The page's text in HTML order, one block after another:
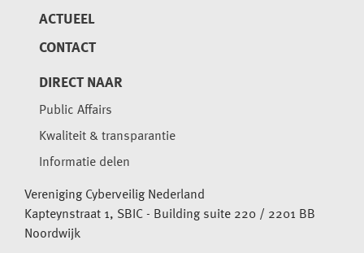
ACTUEEL
CONTACT
DIRECT NAAR
Public Affairs
Kwaliteit & transparantie
Informatie delen
Vereniging Cyberveilig Nederland
Kapteynstraat 1, SBIC - Building suite 220 / 2201 BB
Noordwijk